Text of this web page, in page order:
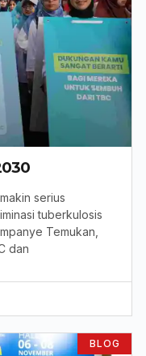
serius
tuberkulosis
Temukan,
dan
BLOG